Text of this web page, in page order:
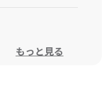
もっと見る